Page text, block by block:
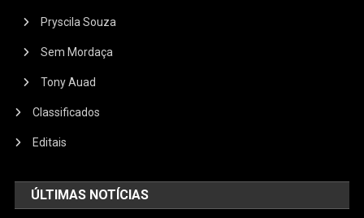
Pryscila Souza
Sem Mordaça
Tony Auad
Classificados
Editais
ÚLTIMAS NOTÍCIAS